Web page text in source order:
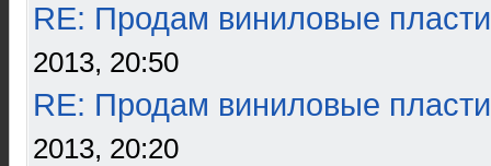
RE: Продам виниловые
2013, 20:50
RE: Продам виниловые
2013, 20:20